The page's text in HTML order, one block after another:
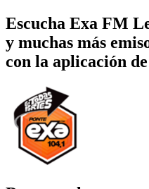
Escucha Exa FM
y muchas más
con la aplicación